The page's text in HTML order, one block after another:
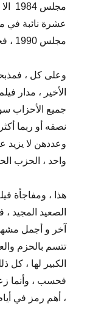
مجلس 1984
مجلس 1990 ، فخمس نائبات فقط في مجلس 1995 .
وعلى كل ،
الأخير ، مدار
جميع الأحزاب
نصفه أو ربما
وعددهن لا يزيد
واحد ، الحزب
هذا ، ومفاجأة
الصعيد المجيد
آخر و أجمل
تتسم بالحزم
الكبير لها ، كل
فحسب ، وأنما
، أهم رمز في